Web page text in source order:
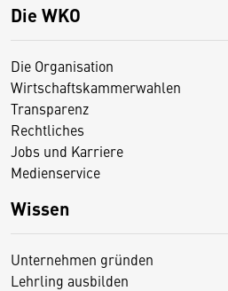
Die WKO
Die Organisation
Wirtschaftskammerwahlen
Transparenz
Rechtliches
Jobs und Karriere
Medienservice
Wissen
Unternehmen gründen
Lehrling ausbilden